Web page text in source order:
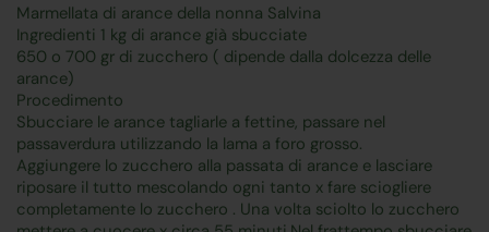
Marmellata di arance della nonna Salvina
Ingredienti 1 kg di arance già sbucciate
650 o 700 gr di zucchero ( dipende dalla dolcezza delle
arance)
Procedimento
Sbucciare le arance tagliarle a fettine, passare nel
passaverdura utilizzando la lama a foro grosso.
Aggiungere lo zucchero alla passata di arance e lasciare
riposare il tutto mescolando ogni tanto x fare sciogliere
completamente lo zucchero . Una volta sciolto lo zucchero